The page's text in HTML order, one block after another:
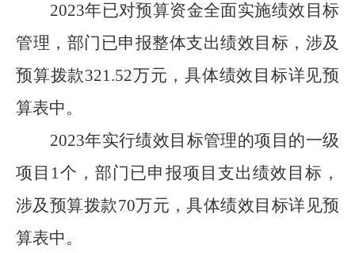
2023年已对预算资金全面实施绩效目标
管理， 部门已申报整体支出绩效目标 ， 涉及
预算拨款321.52万元， 具体绩效目标详见预
算表中。
2023年实行绩效目标管理的项目的一级
项目 1个，部门已申报项目支出绩效目标 ，
涉及预算拨款70万元，具体绩效目标详见预
算表中。